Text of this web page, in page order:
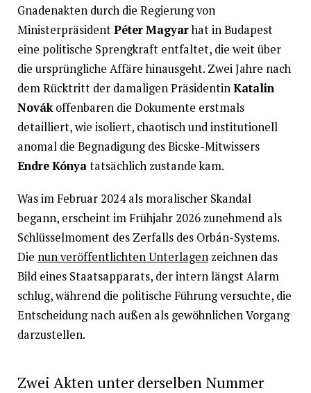
Gnadenakten durch die Regierung von
MinisterpräsidentPéter Magyarhat in Budapest
eine politische Sprengkraft entfaltet, die weit über
die ursprüngliche Affäre hinausgeht. Zwei Jahre nach
dem Rücktritt der damaligen PräsidentinKatalin
Novákoffenbaren die Dokumente erstmals
detailliert, wie isoliert, chaotisch und institutionell
anomal die Begnadigung des Bicske-Mitwissers
Endre Kónyatatsächlich zustande kam.
Was im Februar 2024 als moralischer Skandal
begann, erscheint im Frühjahr 2026 zunehmend als
Schlüsselmoment des Zerfalls des Orbán-Systems.
Die nun veröffentlichten Unterlagenzeichnen das
Bild eines Staatsapparats, der intern längst Alarm
schlug, während die politische Führung versuchte, die
Entscheidung nach außen als gewöhnlichen Vorgang
darzustellen.
Zwei Akten unter derselben Nummer